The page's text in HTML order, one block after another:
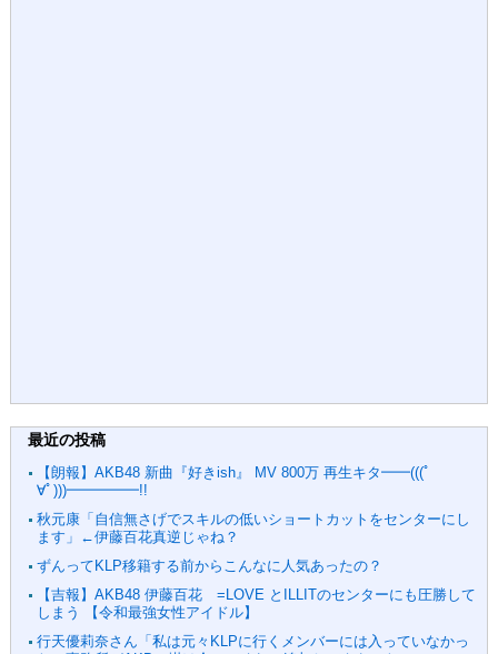
最近の投稿
【朗報】AKB48 新曲『好きish』 MV 800万 再生キタ━━(((ﾟ
∀ﾟ)))━━━━━!!
秋元康「自信無さげでスキルの低いショートカットをセンターにし
ます」←伊藤百花真逆じゃね？
ずんってKLP移籍する前からこんなに人気あったの？
【吉報】AKB48 伊藤百花 =LOVE とILLITのセンターにも圧勝して
しまう 【令和最強女性アイドル】
行天優莉奈さん「私は元々KLPに行くメンバーには入っていなかっ